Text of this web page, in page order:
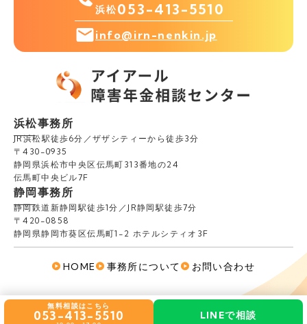
浜松053-413-5510
info@irn-nenkin.jp
浜松事務所
JR浜松駅徒歩6分／ザザシティーから徒歩3分
〒430-0935
静岡県浜松市中央区伝馬町313番地の24
伝馬町中央ビル7F
静岡事務所
静岡鉄道新静岡駅徒歩1分／JR静岡駅徒歩7分
〒420-0858
静岡県静岡市葵区伝馬町1-2 ホテルシティオ3F
HOME 事務所について お問い合わせ
Copyright (C) アイアール社会保険労務士法人.
All Rights Reserved.
無料相談はこちら
053-413-5510 LINEで相談